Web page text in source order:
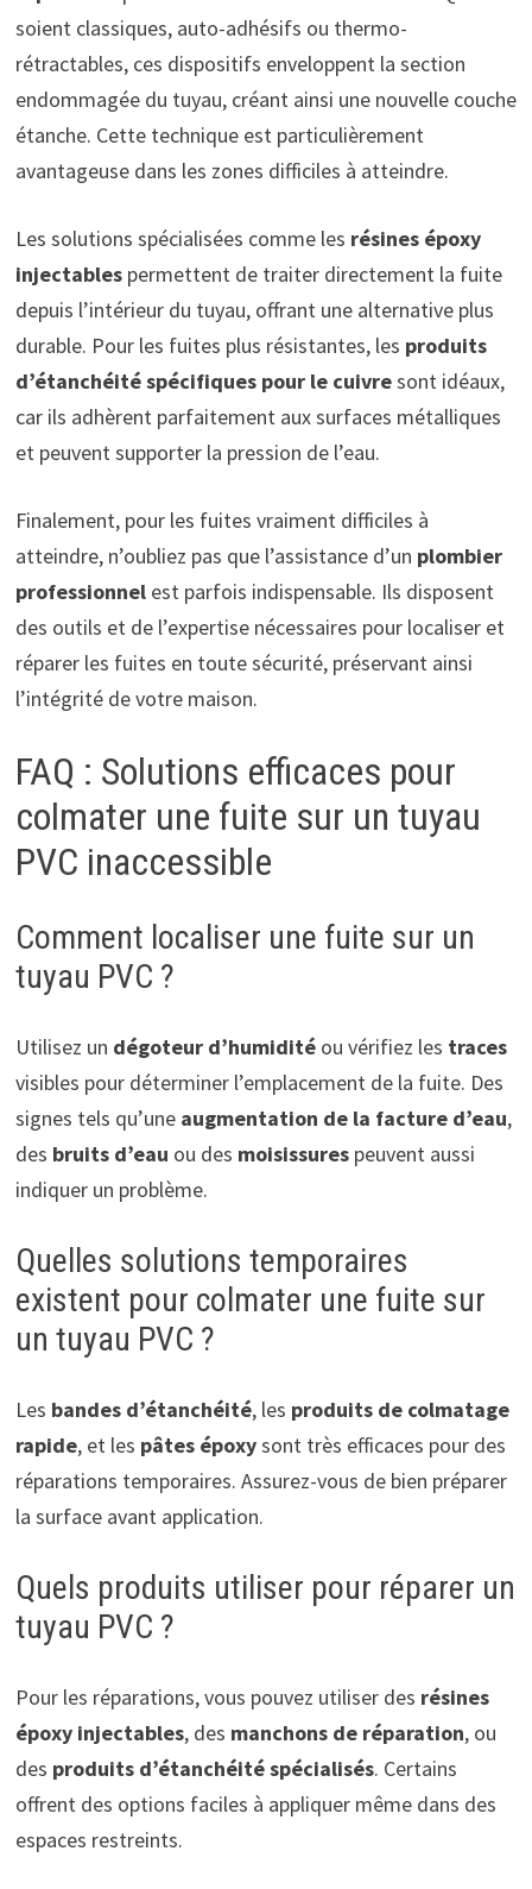
soient classiques, auto-adhésifs ou thermo-
rétractables, ces dispositifs enveloppent la section
endommagée du tuyau, créant ainsi une nouvelle couche
étanche. Cette technique est particulièrement
avantageuse dans les zones difficiles à atteindre.
Les solutions spécialisées comme les résines époxy
injectablespermettent de traiter directement la fuite
depuis l’intérieur du tuyau, offrant une alternative plus
durable. Pour les fuites plus résistantes, les produits
d’étanchéité spécifiques pour le cuivresont idéaux,
car ils adhèrent parfaitement aux surfaces métalliques
et peuvent supporter la pression de l’eau.
Finalement, pour les fuites vraiment difficiles à
atteindre, n’oubliez pas que l’assistance d’un plombier
professionnelest parfois indispensable. Ils disposent
des outils et de l’expertise nécessaires pour localiser et
réparer les fuites en toute sécurité, préservant ainsi
l’intégrité de votre maison.
FAQ : Solutions efficaces pour
colmater une fuite sur un tuyau
PVC inaccessible
Comment localiser une fuite sur un
tuyau PVC ?
Utilisez un dégoteur d’humiditéou vérifiez les traces
visibles pour déterminer l’emplacement de la fuite. Des
signes tels qu’une augmentation de la facture d’eau,
des bruits d’eau ou des moisissurespeuvent aussi
indiquer un problème.
Quelles solutions temporaires
existent pour colmater une fuite sur
un tuyau PVC ?
Les bandes d’étanchéité, les produits de colmatage
rapide, et les pâtes époxysont très efficaces pour des
réparations temporaires. Assurez-vous de bien préparer
la surface avant application.
Quels produits utiliser pour réparer un
tuyau PVC ?
Pour les réparations, vous pouvez utiliser des résines
époxy injectables, des manchons de réparation, ou
des produits d’étanchéité spécialisés. Certains
offrent des options faciles à appliquer même dans des
espaces restreints.